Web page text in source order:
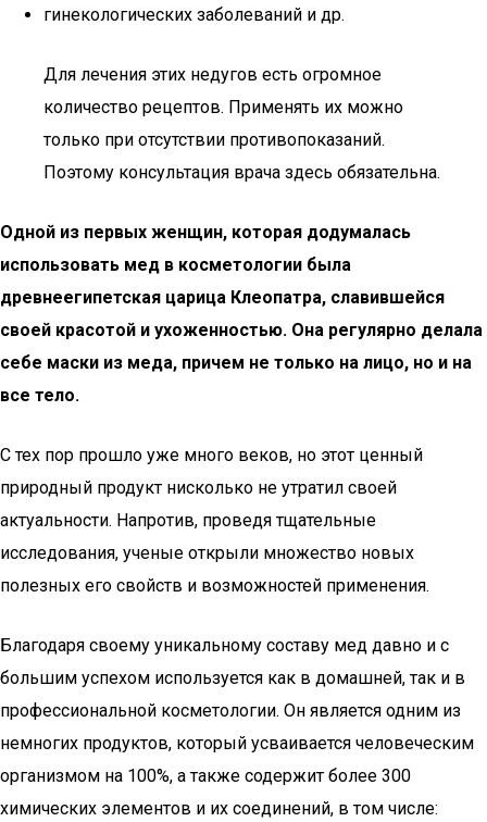
гинекологических заболеваний и др.
Для лечения этих недугов есть огромное
количество рецептов. Применять их можно
только при отсутствии противопоказаний.
Поэтому консультация врача здесь обязательна.
Одной из первых женщин, которая додумалась
использовать мед в косметологии была
древнеегипетская царица Клеопатра, славившейся
своей красотой и ухоженностью. Она регулярно делала
себе маски из меда, причем не только на лицо, но и на
все тело.
С тех пор прошло уже много веков, но этот ценный
природный продукт нисколько не утратил своей
актуальности. Напротив, проведя тщательные
исследования, ученые открыли множество новых
полезных его свойств и возможностей применения.
Благодаря своему уникальному составу мед давно и с
большим успехом используется как в домашней, так и в
профессиональной косметологии. Он является одним из
немногих продуктов, который усваивается человеческим
организмом на 100%, а также содержит более 300
химических элементов и их соединений, в том числе: